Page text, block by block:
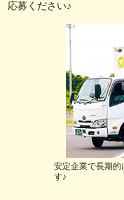
応募ください♪
安定企業で長期
す♪